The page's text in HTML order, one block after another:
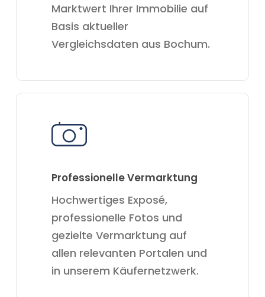
Marktwert Ihrer Immobilie auf
Basis aktueller
Vergleichsdaten aus Bochum.
Professionelle Vermarktung
Hochwertiges Exposé,
professionelle Fotos und
gezielte Vermarktung auf
allen relevanten Portalen und
in unserem Käufernetzwerk.